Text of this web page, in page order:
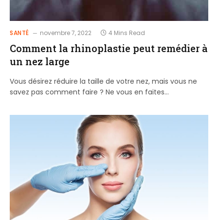
SANTÉ novembre 7, 2022 4 Mins Read
Comment la rhinoplastie peut remédier à
un nez large
Vous désirez réduire la taille de votre nez, mais vous ne
savez pas comment faire ? Ne vous en faites…